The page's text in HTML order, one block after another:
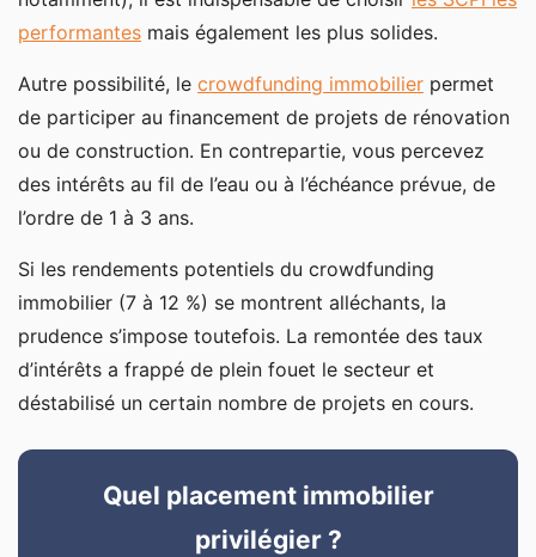
performantes mais également les plus solides.
Autre possibilité, le crowdfunding immobilier permet
de participer au financement de projets de rénovation
ou de construction. En contrepartie, vous percevez
des intérêts au fil de l’eau ou à l’échéance prévue, de
l’ordre de 1 à 3 ans.
Si les rendements potentiels du crowdfunding
immobilier (7 à 12 %) se montrent alléchants, la
prudence s’impose toutefois. La remontée des taux
d’intérêts a frappé de plein fouet le secteur et
déstabilisé un certain nombre de projets en cours.
Quel placement immobilier
privilégier ?